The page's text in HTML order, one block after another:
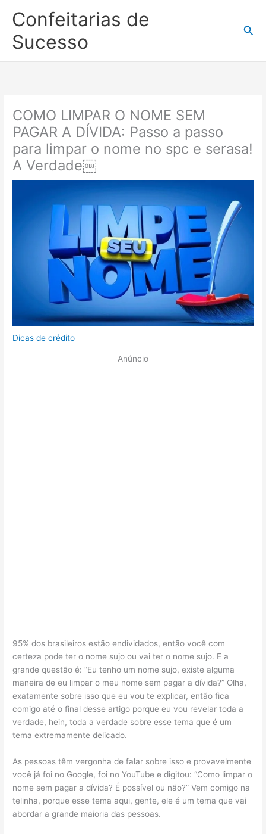
para
conteúdo
Confeitarias de
Sucesso
COMO LIMPAR O NOME SEM
PAGAR A DÍVIDA: Passo a passo
para limpar o nome no spc e serasa!
A Verdade￼
Dicas de crédito
Anúncio
95% dos brasileiros estão endividados, então você com
certeza pode ter o nome sujo ou vai ter o nome sujo. E a
grande questão é: “Eu tenho um nome sujo, existe alguma
maneira de eu limpar o meu nome sem pagar a dívida?” Olha,
exatamente sobre isso que eu vou te explicar, então fica
comigo até o final desse artigo porque eu vou revelar toda a
verdade, hein, toda a verdade sobre esse tema que é um
tema extremamente delicado.
As pessoas têm vergonha de falar sobre isso e provavelmente
você já foi no Google, foi no YouTube e digitou: “Como limpar o
nome sem pagar a dívida? É possível ou não?” Vem comigo na
telinha, porque esse tema aqui, gente, ele é um tema que vai
abordar a grande maioria das pessoas.